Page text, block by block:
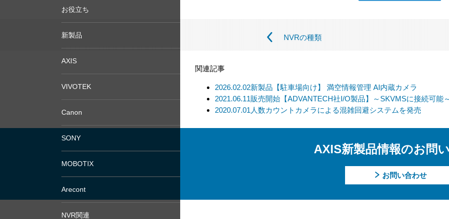
当社は、利用目的の達成に必要な範囲内において個人情報の取
ます。この場合、法令及び当社の基準に従って委託先を選定し
当社は、開示対象個人情報の「利用目的の通知」「開示」「訂正
拒否」の請求に応じております。
上記事項を請求される場合は、当社「個人情報窓口」までお知ら
当社への個人情報の提供については本人の任意です。ただし、
NVRの種類
関連記事
2026.02.02新製品【駐車場向け】 満空情報管理 AI内蔵カメラ
2021.06.11販売開始【ADVANTECH社I/O製品】～SKVMSに接続可能～
2020.07.01 人数カウントカメラによる混雑回避システムを発売
AXIS新製品情報のお問
お問い合わせ
お役立ち
新製品
AXIS
VIVOTEK
Canon
SONY
MOBOTIX
Arecont
NVR関連